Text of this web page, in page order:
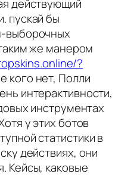
действующий
пускай бы
выборочных
же манером
?
кого нет, Полли
интерактивности,
инструментах
у этих ботов
статистики в
действиях, они
Кейсы, каковые